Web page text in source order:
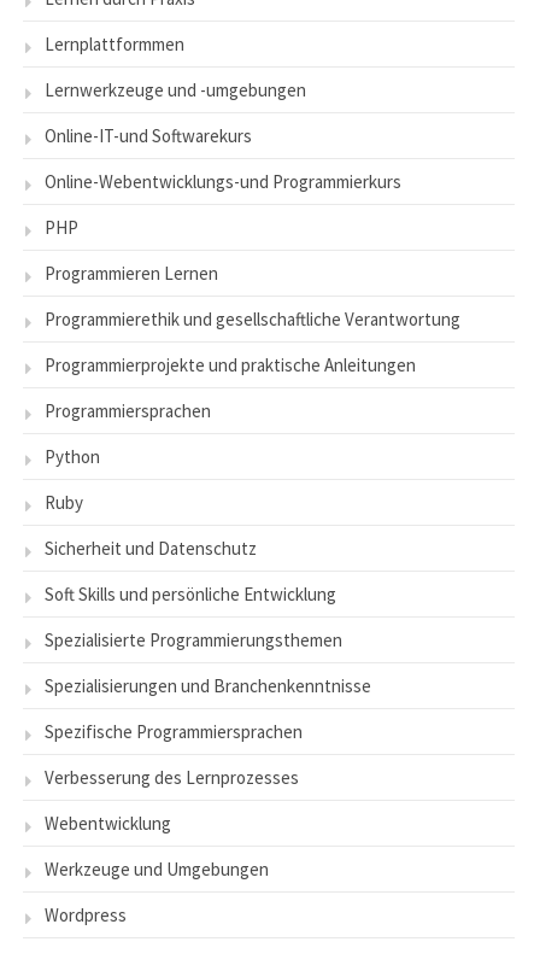
Lernplattformmen
Lernwerkzeuge und -umgebungen
Online-IT-und Softwarekurs
Online-Webentwicklungs-und Programmierkurs
PHP
Programmieren Lernen
Programmierethik und gesellschaftliche Verantwortung
Programmierprojekte und praktische Anleitungen
Programmiersprachen
Python
Ruby
Sicherheit und Datenschutz
Soft Skills und persönliche Entwicklung
Spezialisierte Programmierungsthemen
Spezialisierungen und Branchenkenntnisse
Spezifische Programmiersprachen
Verbesserung des Lernprozesses
Webentwicklung
Werkzeuge und Umgebungen
Wordpress